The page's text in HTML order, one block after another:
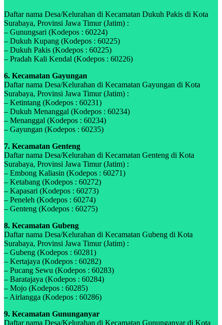
Daftar nama Desa/Kelurahan di Kecamatan Dukuh Pakis di Kota
Surabaya, Provinsi Jawa Timur (Jatim) :
– Gunungsari (Kodepos : 60224)
– Dukuh Kupang (Kodepos : 60225)
– Dukuh Pakis (Kodepos : 60225)
– Pradah Kali Kendal (Kodepos : 60226)
6. Kecamatan Gayungan
Daftar nama Desa/Kelurahan di Kecamatan Gayungan di Kota
Surabaya, Provinsi Jawa Timur (Jatim) :
– Ketintang (Kodepos : 60231)
– Dukuh Menanggal (Kodepos : 60234)
– Menanggal (Kodepos : 60234)
– Gayungan (Kodepos : 60235)
7. Kecamatan Genteng
Daftar nama Desa/Kelurahan di Kecamatan Genteng di Kota
Surabaya, Provinsi Jawa Timur (Jatim) :
– Embong Kaliasin (Kodepos : 60271)
– Ketabang (Kodepos : 60272)
– Kapasari (Kodepos : 60273)
– Peneleh (Kodepos : 60274)
– Genteng (Kodepos : 60275)
8. Kecamatan Gubeng
Daftar nama Desa/Kelurahan di Kecamatan Gubeng di Kota
Surabaya, Provinsi Jawa Timur (Jatim) :
– Gubeng (Kodepos : 60281)
– Kertajaya (Kodepos : 60282)
– Pucang Sewu (Kodepos : 60283)
– Baratajaya (Kodepos : 60284)
– Mojo (Kodepos : 60285)
– Airlangga (Kodepos : 60286)
9. Kecamatan Gununganyar
Daftar nama Desa/Kelurahan di Kecamatan Gununganyar di Kota